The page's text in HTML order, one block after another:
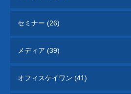
セミナー (26)
メディア (39)
オフィスケイワン (41)